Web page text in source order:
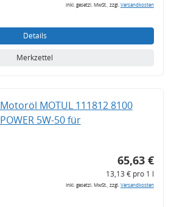
inkl. gesetzl. MwSt., zzgl.Versandkosten
Details
Merkzettel
Motoröl MOTUL 111812 8100
POWER 5W-50 für
65,63 €
13,13 € pro 1 l
inkl. gesetzl. MwSt., zzgl.Versandkosten